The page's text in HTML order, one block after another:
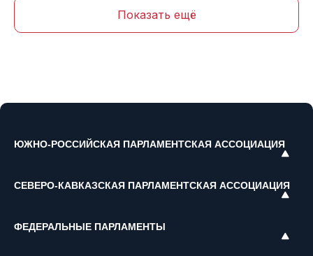
Показать ещё
ЮЖНО-РОССИЙСКАЯ ПАРЛАМЕНТСКАЯ АССОЦИАЦИЯ
СЕВЕРО-КАВКАЗСКАЯ ПАРЛАМЕНТСКАЯ АССОЦИАЦИЯ
ФЕДЕРАЛЬНЫЕ ПАРЛАМЕНТЫ